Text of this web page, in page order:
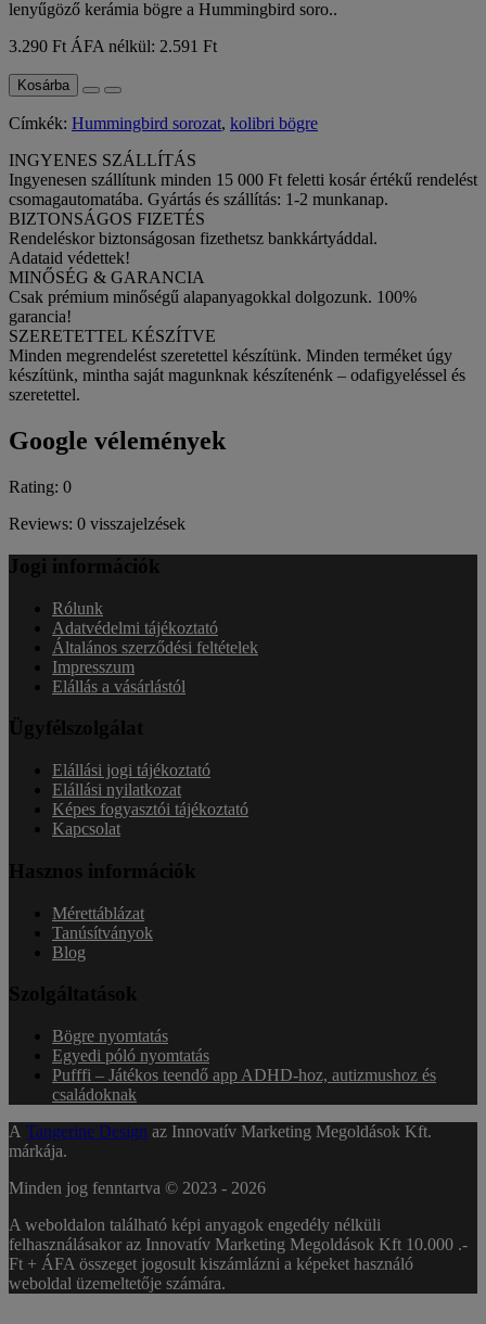
lenyűgöző kerámia bögre a Hummingbird soro..
3.290 FtÁFA nélkül: 2.591 Ft
Kosárba
Címkék: Hummingbird sorozat, kolibri bögre
INGYENES SZÁLLÍTÁS
Ingyenesen szállítunk minden 15 000 Ft feletti kosár értékű rendelést
csomagautomatába. Gyártás és szállítás: 1-2 munkanap.
BIZTONSÁGOS FIZETÉS
Rendeléskor biztonságosan fizethetsz bankkártyáddal.
Adataid védettek!
MINŐSÉG & GARANCIA
Csak prémium minőségű alapanyagokkal dolgozunk. 100%
garancia!
SZERETETTEL KÉSZÍTVE
Minden megrendelést szeretettel készítünk. Minden terméket úgy
készítünk, mintha saját magunknak készítenénk – odafigyeléssel és
szeretettel.
Google vélemények
Rating: 0
Reviews: 0 visszajelzések
Jogi információk
Rólunk
Adatvédelmi tájékoztató
Általános szerződési feltételek
Impresszum
Elállás a vásárlástól
Ügyfélszolgálat
Elállási jogi tájékoztató
Elállási nyilatkozat
Képes fogyasztói tájékoztató
Kapcsolat
Hasznos információk
Mérettáblázat
Tanúsítványok
Blog
Szolgáltatások
Bögre nyomtatás
Egyedi póló nyomtatás
Pufffi – Játékos teendő app ADHD-hoz, autizmushoz és
családoknak
A Tangerine Design az Innovatív Marketing Megoldások Kft.
márkája.
Minden jog fenntartva © 2023 - 2026
A weboldalon található képi anyagok engedély nélküli
felhasználásakor az Innovatív Marketing Megoldások Kft 10.000 .-
Ft + ÁFA összeget jogosult kiszámlázni a képeket használó
weboldal üzemeltetője számára.